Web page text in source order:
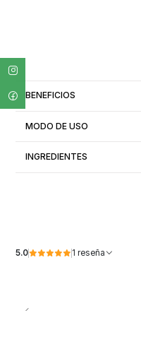
BENEFICIOS
MODO DE USO
INGREDIENTES
5.0 1 reseña